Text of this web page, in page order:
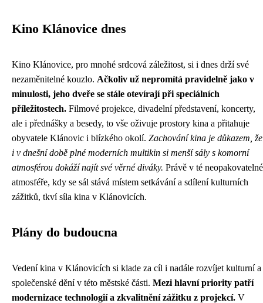
Kino Klánovice dnes
Kino Klánovice, pro mnohé srdcová záležitost, si i dnes drží své
nezaměnitelné kouzlo. Ačkoliv už nepromítá pravidelně jako v
minulosti, jeho dveře se stále otevírají při speciálních
příležitostech. Filmové projekce, divadelní představení, koncerty,
ale i přednášky a besedy, to vše oživuje prostory kina a přitahuje
obyvatele Klánovic i blízkého okolí. Zachování kina je důkazem, že
i v dnešní době plné moderních multikin si menší sály s komorní
atmosférou dokáží najít své věrné diváky. Právě v té neopakovatelné
atmosféře, kdy se sál stává místem setkávání a sdílení kulturních
zážitků, tkví síla kina v Klánovicích.
Plány do budoucna
Vedení kina v Klánovicích si klade za cíl i nadále rozvíjet kulturní a
společenské dění v této městské části. Mezi hlavní priority patří
modernizace technologií a zkvalitnění zážitku z projekcí. V